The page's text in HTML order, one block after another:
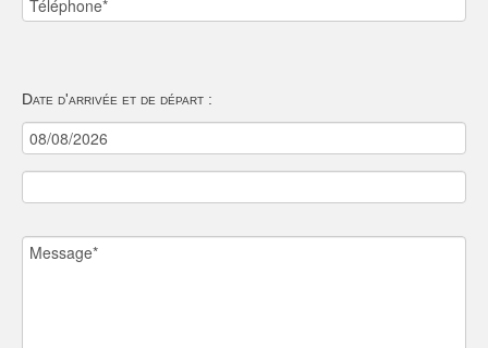
Date d'arrivée et de départ :